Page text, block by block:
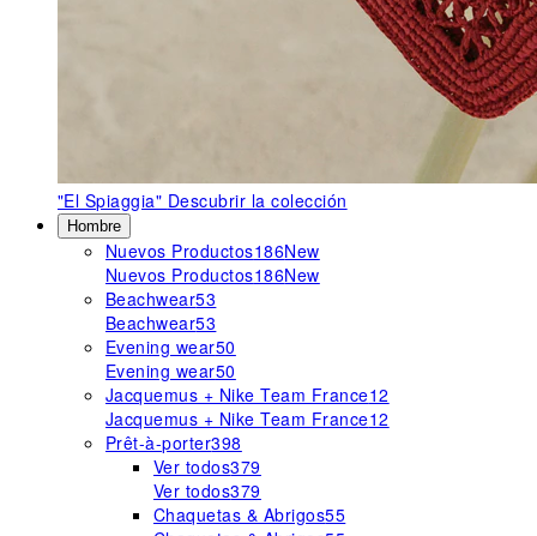
"El Spiaggia" Descubrir la colección
Hombre
Nuevos Productos186New
Nuevos Productos186New
Beachwear53
Beachwear53
Evening wear50
Evening wear50
Jacquemus + Nike Team France12
Jacquemus + Nike Team France12
Prêt-à-porter398
Ver todos379
Ver todos379
Chaquetas & Abrigos55